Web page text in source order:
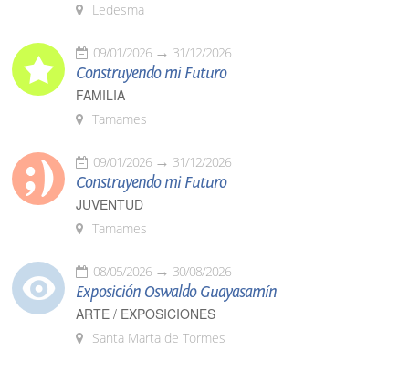
Ledesma
09/01/2026 31/12/2026
Construyendo mi Futuro
FAMILIA
Tamames
09/01/2026 31/12/2026
Construyendo mi Futuro
JUVENTUD
Tamames
08/05/2026 30/08/2026
Exposición Oswaldo Guayasamín
ARTE / EXPOSICIONES
Santa Marta de Tormes